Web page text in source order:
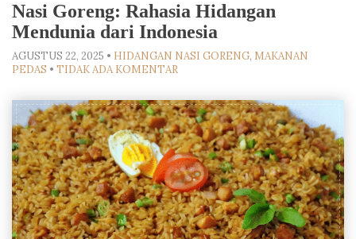
Nasi Goreng: Rahasia Hidangan
Mendunia dari Indonesia
AGUSTUS 22, 2025 • HIDANGAN NASI GORENG, MAKANAN
PEDAS • TIDAK ADA KOMENTAR